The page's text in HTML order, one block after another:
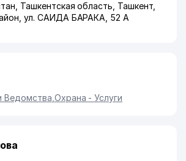
Ташкентская область Ташкент,
,ул. САИДА БАРАКА , 52 А
Ведомства Охрана - Услуги